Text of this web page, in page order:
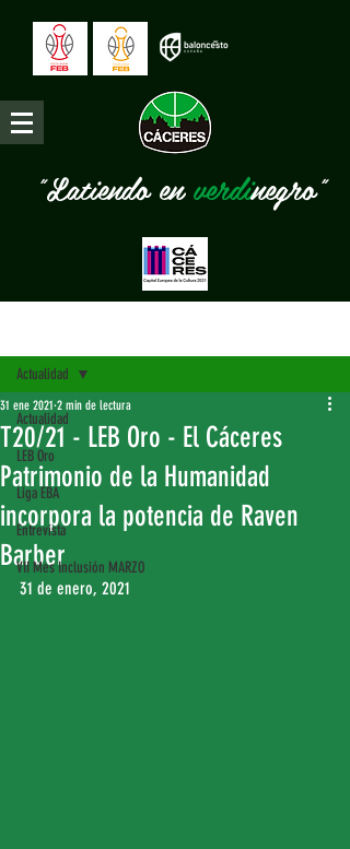
"Latiendo enverdinegro"
Actualidad
LEB Oro
Liga EBA
Entrevista
VII Mes Inclusión MARZO
Actualidad
T20/21 - LEB Oro - El Cáceres
Patrimonio de la Humanidad
incorpora la potencia de Raven
Barber
31 ene 2021 2 min de lectura
31 de enero, 2021